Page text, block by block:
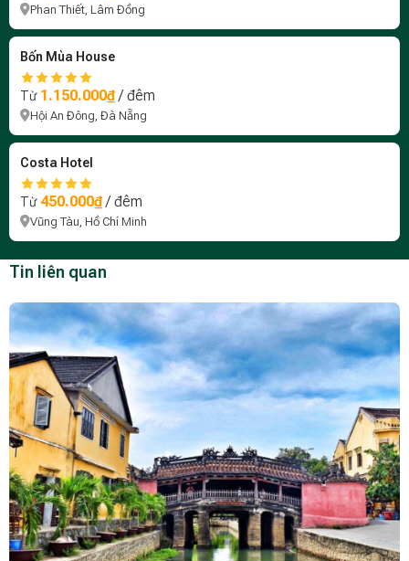
Phan Thiết, Lâm Đồng
Bốn Mùa House
Từ 1.150.000₫/ đêm
Hội An Đông, Đà Nẵng
Costa Hotel
Từ 450.000₫/ đêm
Vũng Tàu, Hồ Chí Minh
Tin liên quan